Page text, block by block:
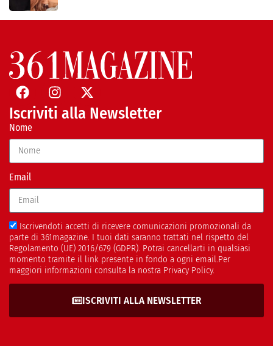
Iscriviti alla Newsletter
Nome
Email
Iscrivendoti accetti di ricevere comunicazioni promozionali da
parte di 361magazine. I tuoi dati saranno trattati nel rispetto del
Regolamento (UE) 2016/679 (GDPR). Potrai cancellarti in qualsiasi
momento tramite il link presente in fondo a ogni email.Per
maggiori informazioni consulta la nostra Privacy Policy.
ISCRIVITI ALLA NEWSLETTER